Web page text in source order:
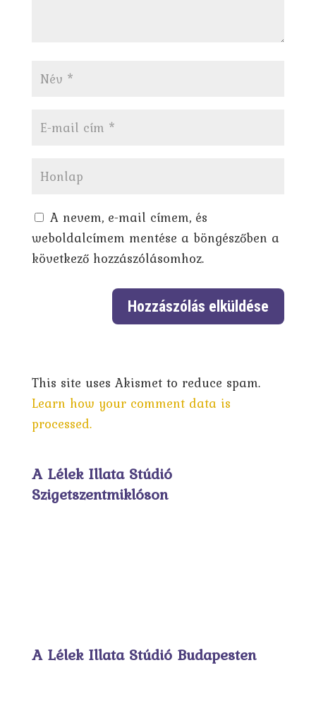
A nevem, e-mail címem, és
weboldalcímem mentése a böngészőben a
következő hozzászólásomhoz.
This site uses Akismet to reduce spam.
Learn how your comment data is
processed.
A Lélek Illata Stúdió
Szigetszentmiklóson
A Lélek Illata Stúdió Budapesten